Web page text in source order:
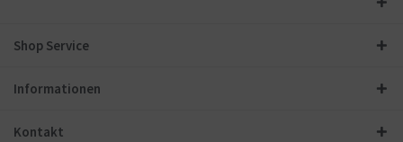
Shop Service
Informationen
Kontakt